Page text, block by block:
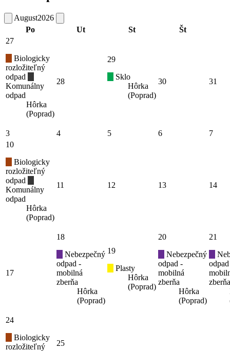
August2026
Po
Ut St Št
27
Biologicky
rozložiteľný
odpad
Komunálny
odpad
Hôrka
(Poprad)
28
29
Sklo
Hôrka
(Poprad)
30 31
3 4 5 6
7
10
Biologicky
rozložiteľný
odpad
Komunálny
odpad
Hôrka
(Poprad)
11 12 13 14
17
18
Nebezpečný
odpad -
mobilná
zberňa
Hôrka
(Poprad)
19
Plasty
Hôrka
(Poprad)
20
Nebezpečný
odpad -
mobilná
zberňa
Hôrka
(Poprad)
21
zberňa
24
Biologicky
rozložiteľný
25